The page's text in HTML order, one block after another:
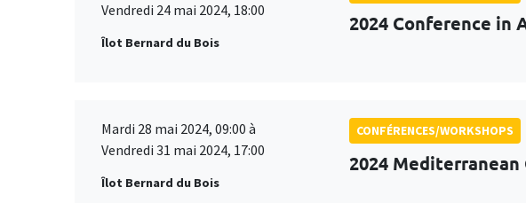
Vendredi 24 mai 2024, 18:00
Îlot Bernard du Bois
2024 Conference in
Mardi 28 mai 2024, 09:00 à
Vendredi 31 mai 2024, 17:00
Îlot Bernard du Bois
CONFÉRENCES/WORKSHOPS
2024 Mediterranean